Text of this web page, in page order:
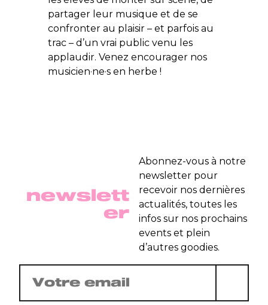
partager leur musique et de se
confronter au plaisir – et parfois au
trac – d’un vrai public venu les
applaudir. Venez encourager nos
musicien·ne·s en herbe !
newslett
er
Abonnez-vous à notre
newsletter pour
recevoir nos dernières
actualités, toutes les
infos sur nos prochains
events et plein
d’autres goodies.
mail
(Nécessaire)